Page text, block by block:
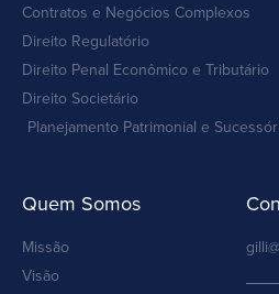
Contratos e Negócios Complexos
Direito Regulatório
Direito Penal Econômico e Tributário
Direito Societário
Planejamento Patrimonial e
Quem Somos
Missão
Visão